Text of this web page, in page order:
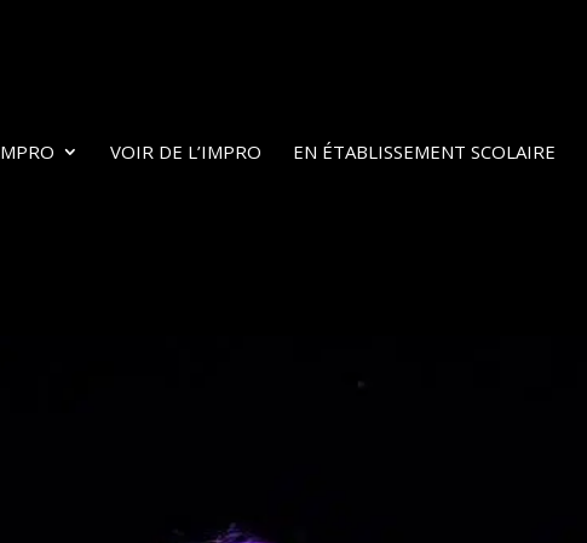
VOIR DE L’IMPRO EN ÉTABLISSEMENT SCOLAIRE